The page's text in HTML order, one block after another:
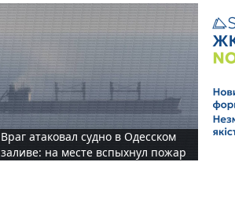
Враг атаковал судно в Одесском
заливе: на месте вспыхнул пожар